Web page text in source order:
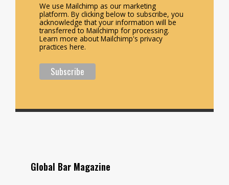
We use Mailchimp as our marketing
platform. By clicking below to subscribe, you
acknowledge that your information will be
transferred to Mailchimp for processing.
Learn more about Mailchimp's privacy
practices here.
Global Bar Magazine